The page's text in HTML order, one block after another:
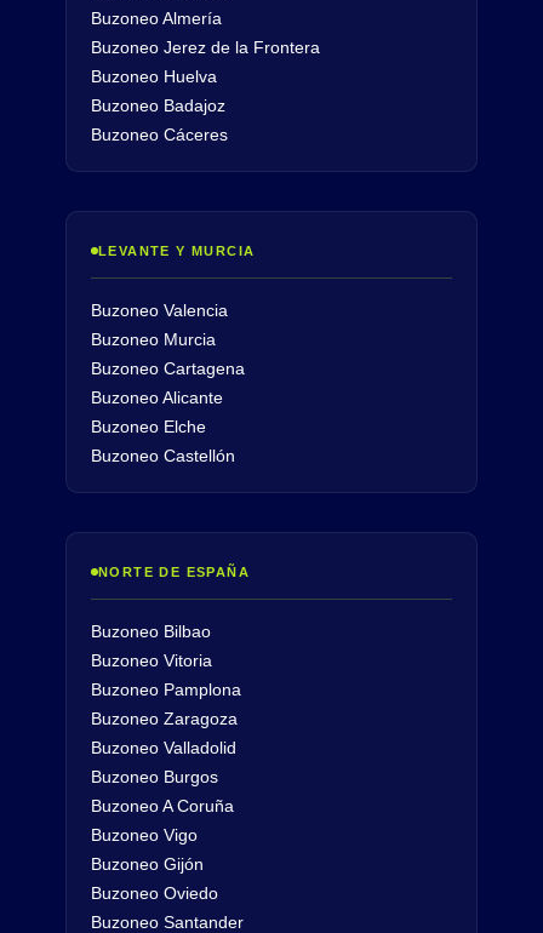
Buzoneo Almería
Buzoneo Jerez de la Frontera
Buzoneo Huelva
Buzoneo Badajoz
Buzoneo Cáceres
LEVANTE Y MURCIA
Buzoneo Valencia
Buzoneo Murcia
Buzoneo Cartagena
Buzoneo Alicante
Buzoneo Elche
Buzoneo Castellón
NORTE DE ESPAÑA
Buzoneo Bilbao
Buzoneo Vitoria
Buzoneo Pamplona
Buzoneo Zaragoza
Buzoneo Valladolid
Buzoneo Burgos
Buzoneo A Coruña
Buzoneo Vigo
Buzoneo Gijón
Buzoneo Oviedo
Buzoneo Santander